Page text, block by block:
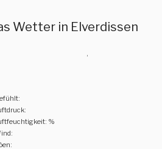
Wetter in Elverdissen
,
%